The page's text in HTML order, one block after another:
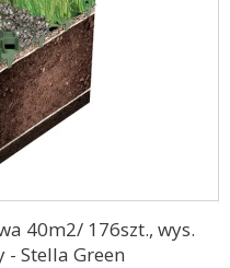
40m2/ 176szt., wys.
- Stella Green